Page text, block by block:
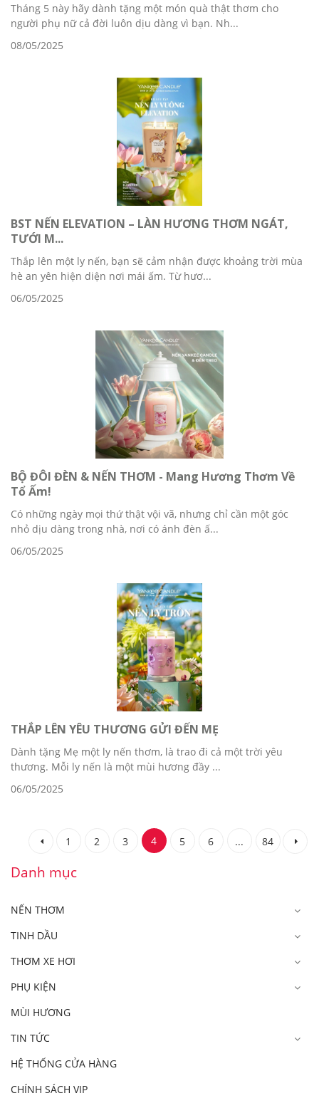
Tháng 5 này hãy dành tặng một món quà thật thơm cho
người phụ nữ cả đời luôn dịu dàng vì bạn. Nh...
08/05/2025
BST NẾN ELEVATION – LÀN HƯƠNG THƠM NGÁT,
TƯỚI M...
Thắp lên một ly nến, bạn sẽ cảm nhận được khoảng trời mùa
hè an yên hiện diện nơi mái ấm. Từ hươ...
06/05/2025
BỘ ĐÔI ĐÈN & NẾN THƠM - Mang Hương Thơm Về
Tổ Ấm!
Có những ngày mọi thứ thật vội vã, nhưng chỉ cần một góc
nhỏ dịu dàng trong nhà, nơi có ánh đèn ấ...
06/05/2025
THẮP LÊN YÊU THƯƠNG GỬI ĐẾN MẸ
Dành tặng Mẹ một ly nến thơm, là trao đi cả một trời yêu
thương. Mỗi ly nến là một mùi hương đầy ...
06/05/2025
1 2 3 4 5 6 ... 84
Danh mục
NẾN THƠM
TINH DẦU
THƠM XE HƠI
PHỤ KIỆN
MÙI HƯƠNG
TIN TỨC
HỆ THỐNG CỬA HÀNG
CHÍNH SÁCH VIP